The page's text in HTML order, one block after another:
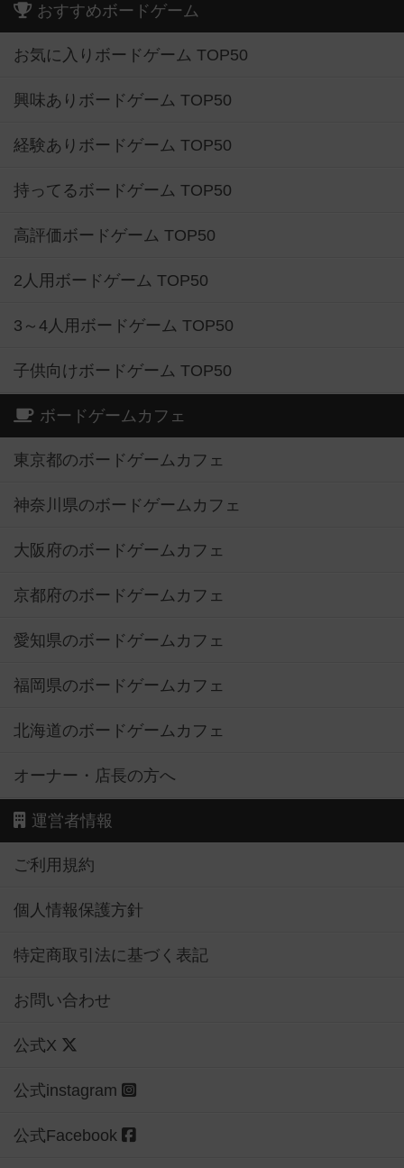
おすすめボードゲーム
お気に入りボードゲーム TOP50
興味ありボードゲーム TOP50
経験ありボードゲーム TOP50
持ってるボードゲーム TOP50
高評価ボードゲーム TOP50
2人用ボードゲーム TOP50
3～4人用ボードゲーム TOP50
子供向けボードゲーム TOP50
ボードゲームカフェ
東京都のボードゲームカフェ
神奈川県のボードゲームカフェ
大阪府のボードゲームカフェ
京都府のボードゲームカフェ
愛知県のボードゲームカフェ
福岡県のボードゲームカフェ
北海道のボードゲームカフェ
オーナー・店長の方へ
運営者情報
ご利用規約
個人情報保護方針
特定商取引法に基づく表記
お問い合わせ
公式X
公式instagram
公式Facebook